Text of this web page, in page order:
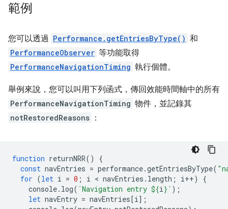
範例
您可以透過 Performance.getEntriesByType() 和
PerformanceObserver 等功能取得
PerformanceNavigationTiming 執行個體。
舉例來說，您可以叫用下列函式，傳回效能時間軸中的所有
PerformanceNavigationTiming 物件，並記錄其
notRestoredReasons ：
function returnNRR()
{
const navEntries = performance.getEntriesByType(
for (let i = 0 ; i < navEntries . length ; i++)
{
console. log( `Navigation entry ${i} ` );
let navEntry = navEntries[i];